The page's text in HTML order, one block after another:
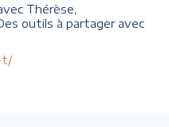
Thérèse,
outils à partager avec
t/